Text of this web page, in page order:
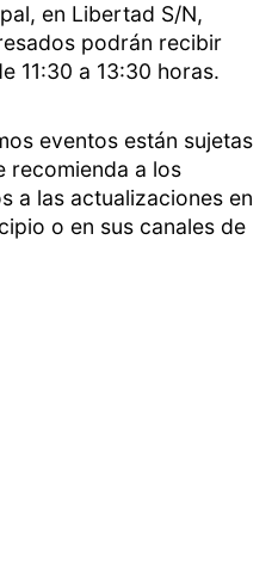
en Libertad S/N,
podrán recibir
11:30 a 13:30 horas.
eventos están sujetas
recomienda a los
a las actualizaciones en
o en sus canales de